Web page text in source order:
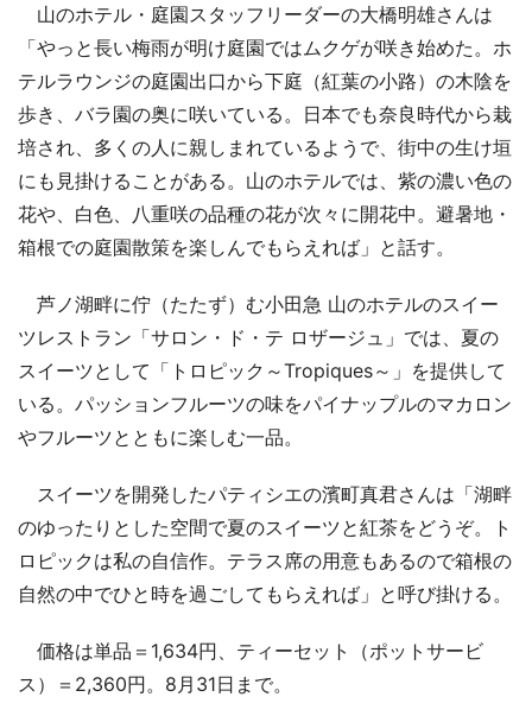
山のホテル・庭園スタッフリーダーの大橋明雄さんは
「やっと長い梅雨が明け庭園ではムクゲが咲き始めた。ホ
テルラウンジの庭園出口から下庭（紅葉の小路）の木陰を
歩き、バラ園の奥に咲いている。日本でも奈良時代から栽
培され、多くの人に親しまれているようで、街中の生け垣
にも見掛けることがある。山のホテルでは、紫の濃い色の
花や、白色、八重咲の品種の花が次々に開花中。避暑地・
箱根での庭園散策を楽しんでもらえれば」と話す。
芦ノ湖畔に佇（たたず）む小田急 山のホテルのスイー
ツレストラン「サロン・ド・テ ロザージュ」では、夏の
スイーツとして「トロピック～Tropiques～」を提供して
いる。パッションフルーツの味をパイナップルのマカロン
やフルーツとともに楽しむ一品。
スイーツを開発したパティシエの濱町真君さんは「湖畔
のゆったりとした空間で夏のスイーツと紅茶をどうぞ。ト
ロピックは私の自信作。テラス席の用意もあるので箱根の
自然の中でひと時を過ごしてもらえれば」と呼び掛ける。
価格は単品＝1,634円、ティーセット（ポットサービ
ス）＝2,360円。8月31日まで。